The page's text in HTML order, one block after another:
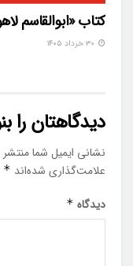
کتاب «ابوالقاسم
دیدگاهتان را
نشانی ایمیل شما
علامت‌گذاری شده‌اند *
دیدگاه *